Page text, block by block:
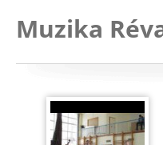
Muzika